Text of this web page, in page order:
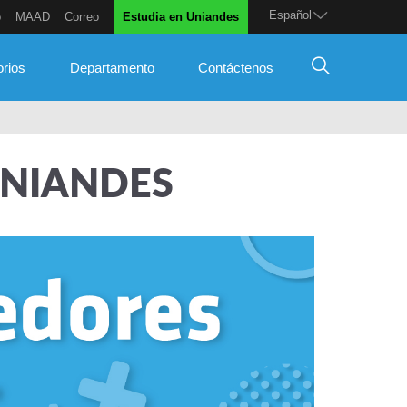
Español
MAAD Correo Estudia en Uniandes
Departamento Contáctenos